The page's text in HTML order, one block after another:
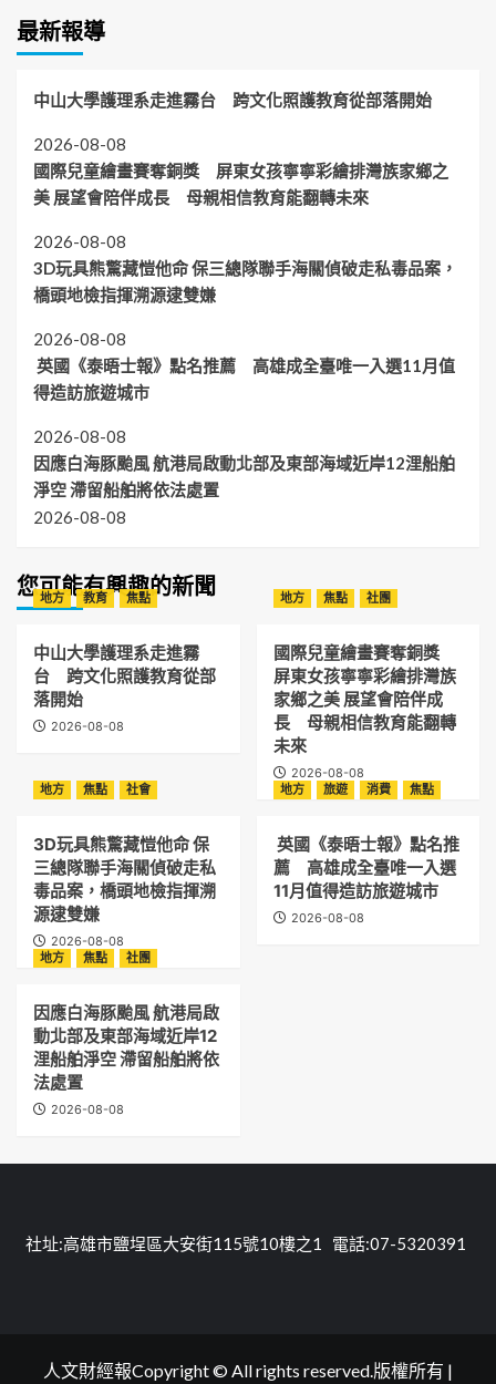
最新報導
中山大學護理系走進霧台 跨文化照護教育從部落開始
2026-08-08
國際兒童繪畫賽奪銅獎 屏東女孩寧寧彩繪排灣族家鄉之
美 展望會陪伴成長 母親相信教育能翻轉未來
2026-08-08
3D玩具熊驚藏愷他命 保三總隊聯手海關偵破走私毒品案，
橋頭地檢指揮溯源逮雙嫌
2026-08-08
英國《泰晤士報》點名推薦 高雄成全臺唯一入選11月值
得造訪旅遊城市
2026-08-08
因應白海豚颱風 航港局啟動北部及東部海域近岸12浬船舶
淨空 滯留船舶將依法處置
2026-08-08
您可能有興趣的新聞
地方 教育 焦點
中山大學護理系走進霧
台 跨文化照護教育從部
落開始
2026-08-08
地方 焦點 社團
國際兒童繪畫賽奪銅獎
屏東女孩寧寧彩繪排灣族
家鄉之美 展望會陪伴成
長 母親相信教育能翻轉
未來
2026-08-08
地方
焦點 社會
3D玩具熊驚藏愷他命 保
三總隊聯手海關偵破走私
毒品案，橋頭地檢指揮溯
源逮雙嫌
2026-08-08
地方 旅遊 消費 焦點
英國《泰晤士報》點名推
薦 高雄成全臺唯一入選
11月值得造訪旅遊城市
2026-08-08
地方 焦點 社團
因應白海豚颱風 航港局啟
動北部及東部海域近岸12
浬船舶淨空 滯留船舶將依
法處置
2026-08-08
社址:高雄市鹽埕區大安街115號10樓之1 電話:07-5320391
人文財經報Copyright © All rights reserved.版權所有 |